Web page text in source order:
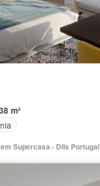
m²
Supercasa - Dils Portugal